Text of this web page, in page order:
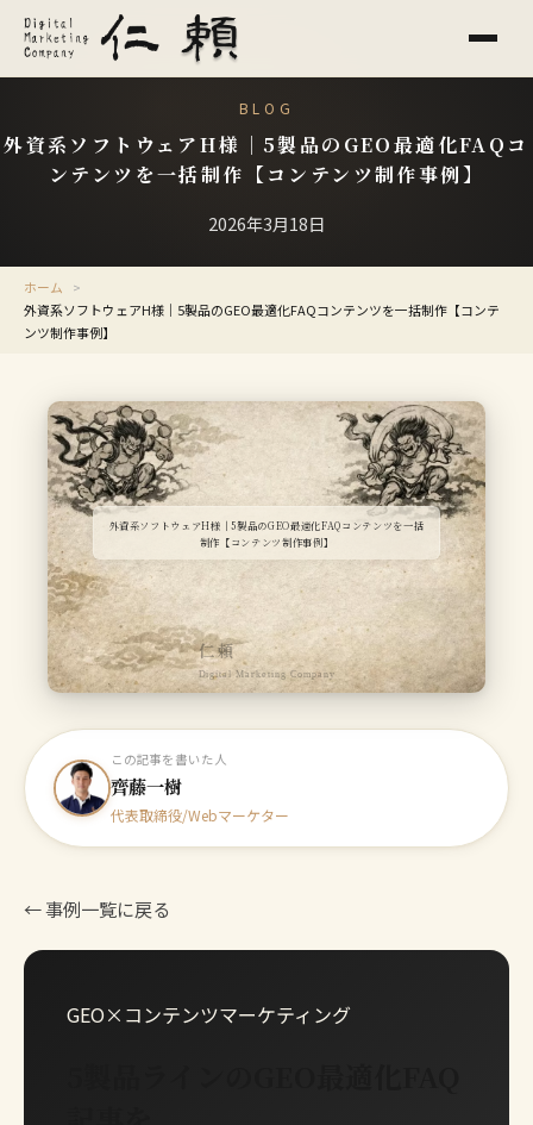
BLOG
外資系ソフトウェアH様｜5製品のGEO最適化FAQコ
ンテンツを一括制作【コンテンツ制作事例】
2026年3月18日
ホーム
外資系ソフトウェアH様｜5製品のGEO最適化FAQコンテンツを一括制作【コンテ
ンツ制作事例】
外資系ソフトウェアH様｜5製品のGEO最適化FAQコンテンツを一括
制作【コンテンツ制作事例】
仁頼
Digital Marketing Company
この記事を書いた人
齊藤一樹
代表取締役/Webマーケター
← 事例一覧に戻る
GEO×コンテンツマーケティング